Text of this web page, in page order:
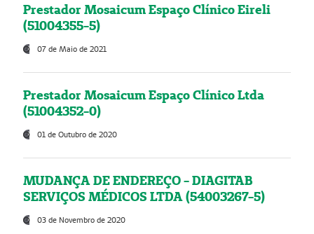
Prestador Mosaicum Espaço Clínico Eireli
(51004355-5)
07 de Maio de 2021
Prestador Mosaicum Espaço Clínico Ltda
(51004352-0)
01 de Outubro de 2020
MUDANÇA DE ENDEREÇO - DIAGITAB
SERVIÇOS MÉDICOS LTDA (54003267-5)
03 de Novembro de 2020